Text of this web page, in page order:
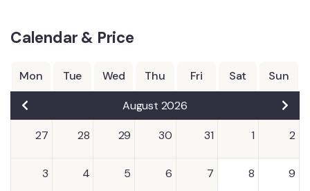
Calendar & Price
Mon Tue Wed Thu Fri Sat Sun
August 2026
27 28 29 30 31 1 2
3 4 5 6 7 8 9